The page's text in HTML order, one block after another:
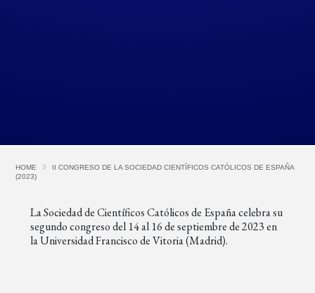
HOME
II CONGRESO DE LA SOCIEDAD CIENTÍFICOS CATÓLICOS DE ESPAÑA
(2023)
La Sociedad de Científicos Católicos de España celebra su
segundo congreso del 14 al 16 de septiembre de 2023 en
la Universidad Francisco de Vitoria (Madrid).